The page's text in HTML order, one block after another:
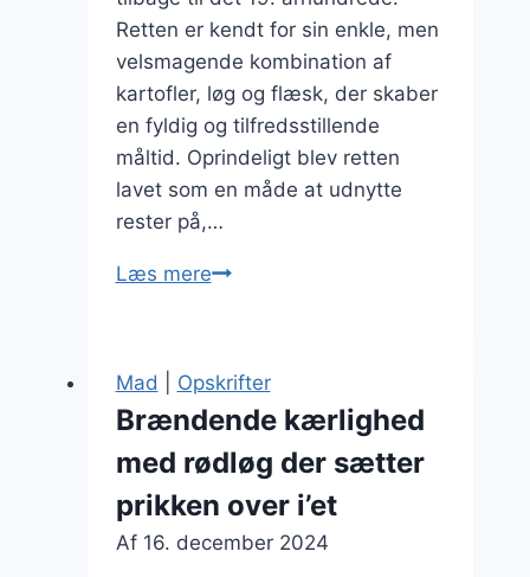
Retten er kendt for sin enkle, men
velsmagende kombination af
kartofler, løg og flæsk, der skaber
en fyldig og tilfredsstillende
måltid. Oprindeligt blev retten
lavet som en måde at udnytte
rester på,…
Læs mereBrændende
fest:
festlig
stemning
Mad Opskrifter
Brændende kærlighed
med rødløg der sætter
prikken over i’et
Af 16. december 2024